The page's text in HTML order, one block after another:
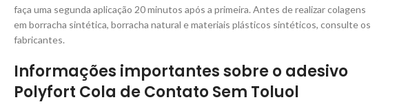
faça uma segunda aplicação 20 minutos após a primeira. Antes de realizar colagens
em borracha sintética, borracha natural e materiais plásticos sintéticos, consulte os
fabricantes.
Informações importantes sobre o adesivo
Polyfort Cola de Contato Sem Toluol